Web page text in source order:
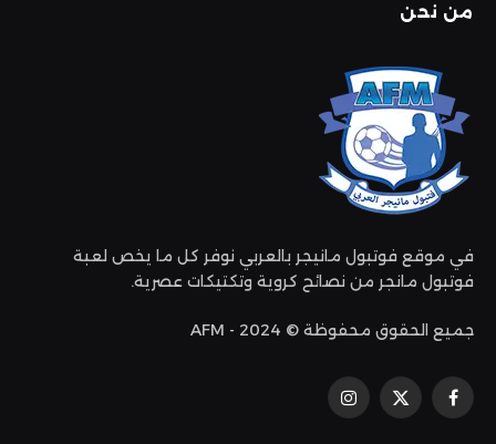
من نحن
في موقع فوتبول مانيجر بالعربي نوفر كل ما يخص لعبة
فوتبول مانجر من نصائح كروية وتكتيكات عصرية.
جميع الحقوق محفوظة © 2024 - AFM
فيسبوكإكس
الانستغرام